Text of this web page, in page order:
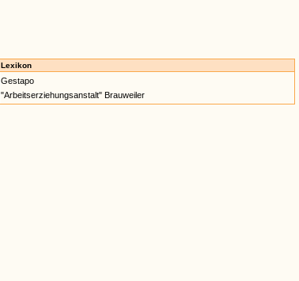
Lexikon
Gestapo
"Arbeitserziehungsanstalt" Brauweiler